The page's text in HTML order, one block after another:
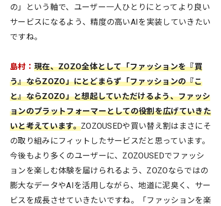
の」という軸で、ユーザー一人ひとりにとってより良い
サービスになるよう、精度の高いAIを実装していきたい
ですね。
島村： 現在、ZOZO全体として「ファッションを『買
う』ならZOZO」にとどまらず「ファッションの『こ
と』ならZOZO」と想起していただけるよう、ファッシ
ョンのプラットフォーマーとしての役割を広げていきた
いと考えています。ZOZOUSEDや買い替え割はまさにそ
の取り組みにフィットしたサービスだと思っています。
今後もより多くのユーザーに、ZOZOUSEDでファッシ
ョンを楽しむ体験を届けられるよう、ZOZOならではの
膨大なデータやAIを活用しながら、地道に泥臭く、サー
ビスを成長させていきたいですね。「ファッションを楽